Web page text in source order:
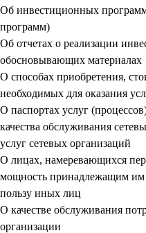
Об инвестиционных
программ)
Об отчетах о реализации
обосновывающих материалах
О способах приобретения,
необходимых для оказания
О паспортах услуг
качества обслуживания
услуг сетевых организаций
О лицах, намеревающихся
мощность принадлежащим им
пользу иных лиц
О качестве обслуживания
организации